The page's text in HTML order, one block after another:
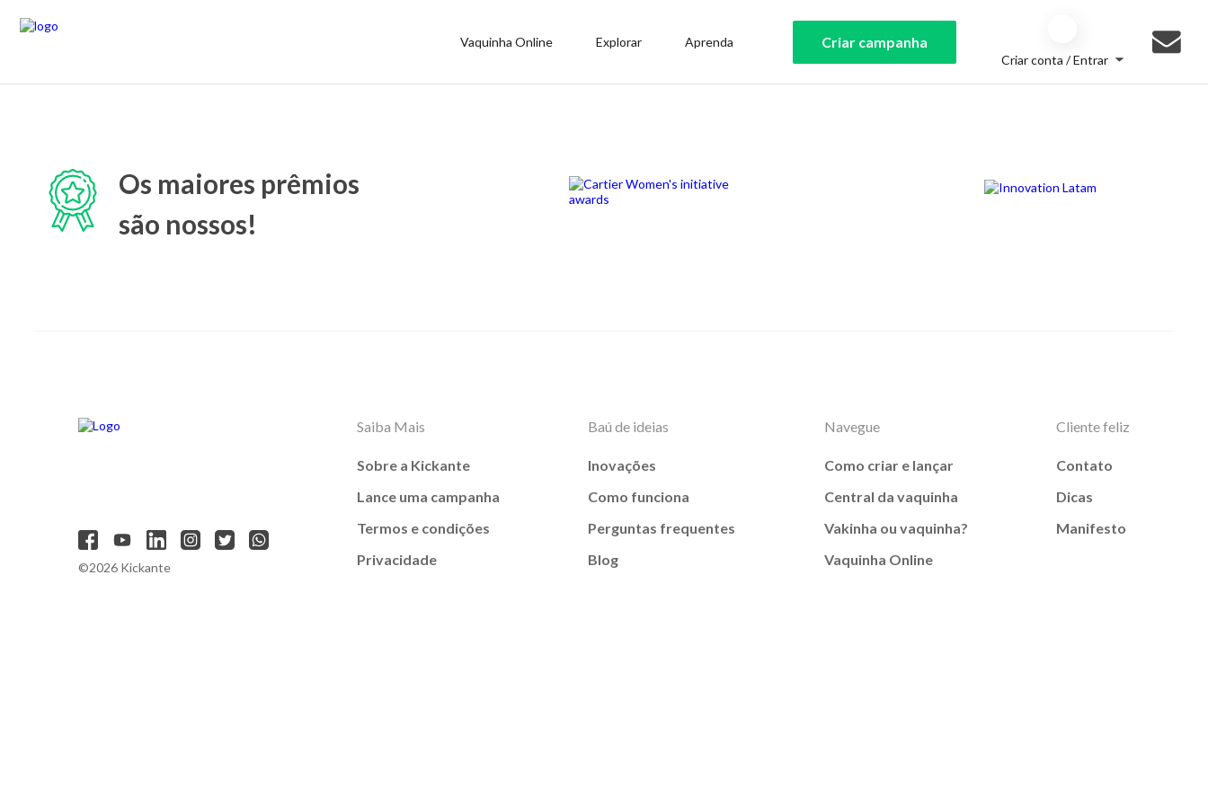
Vaquinha Online Explorar Aprenda Criar campanha
Criar conta / Entrar
Os maiores prêmios
são nossos!
©2026 Kickante
Saiba Mais
Sobre a Kickante
Lance uma campanha
Termos e condições
Privacidade
Baú de ideias
Inovações
Como funciona
Perguntas frequentes
Blog
Navegue
Como criar e lançar
Central da vaquinha
Vakinha ou vaquinha?
Vaquinha Online
Cliente feliz
Contato
Dicas
Manifesto